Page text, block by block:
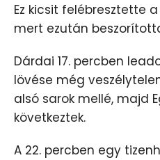
Ez kicsit felébresztette
mert ezután
Dárdai 17. percben
lövése még
alsó sarok mellé, majd
következtek.
A 22. percben egy